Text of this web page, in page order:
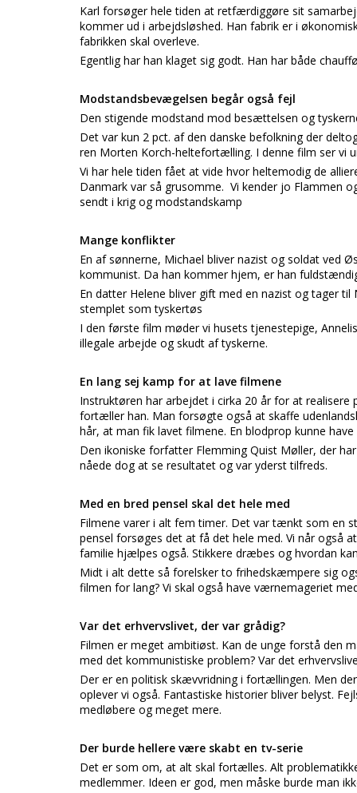
Karl forsøger hele tiden at retfærdiggøre sit
kommer ud i arbejdsløshed. Han fabrik er i
fabrikken skal overleve.
Egentlig har han klaget sig godt. Han har både
Modstandsbevægelsen begår også fejl
Den stigende modstand mod besættelsen og
Det var kun 2 pct. af den danske befolkning der
ren Morten Korch-heltefortælling. I denne film ser vi
Vi har hele tiden fået at vide hvor heltemodig de
Danmark var så grusomme. Vi kender jo Flammen
sendt i krig og modstandskamp
Mange konflikter
En af sønnerne, Michael bliver nazist og soldat ved
kommunist. Da han kommer hjem, er han
En datter Helene bliver gift med en nazist og tager
stemplet som tyskertøs
I den første film møder vi husets tjenestepige,
illegale arbejde og skudt af tyskerne.
En lang sej kamp for at lave filmene
Instruktøren har arbejdet i cirka 20 år for at
fortæller han. Man forsøgte også at skaffe
hår, at man fik lavet filmene. En blodprop kunne
Den ikoniske forfatter Flemming Quist Møller, der
nåede dog at se resultatet og var yderst tilfreds.
Med en bred pensel skal det hele med
Filmene varer i alt fem timer. Det var tænkt som en
pensel forsøges det at få det hele med. Vi når også
familie hjælpes også. Stikkere dræbes og hvordan
Midt i alt dette så forelsker to frihedskæmpere sig
filmen for lang? Vi skal også have værnemageriet
Var det erhvervslivet, der var grådig?
Filmen er meget ambitiøst. Kan de unge forstå den
med det kommunistiske problem? Var det
Der er en politisk skævvridning i fortællingen. Men
oplever vi også. Fantastiske historier bliver belyst.
medløbere og meget mere.
Der burde hellere være skabt en tv-serie
Det er som om, at alt skal fortælles. Alt
medlemmer. Ideen er god, men måske burde man